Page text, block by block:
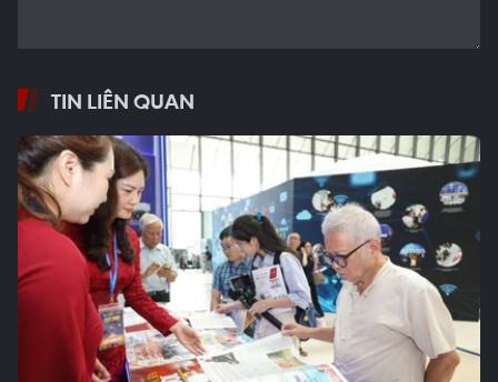
TIN LIÊN QUAN